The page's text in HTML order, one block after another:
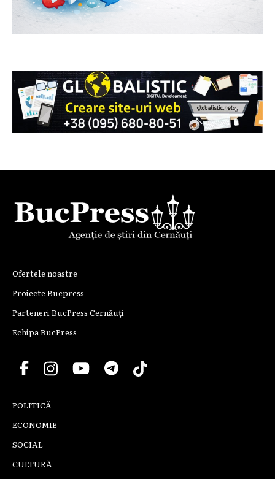
Ofertele noastre
Proiecte Bucpress
Parteneri BucPress Cernăuți
Echipa BucPress
POLITICĂ
ECONOMIE
SOCIAL
CULTURĂ